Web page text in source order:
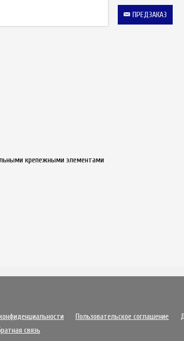
ПРЕДЗАКАЗ
крепежными элементами
Пользовательское соглашение
связь